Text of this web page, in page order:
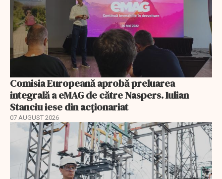
Comisia Europeană aprobă preluarea
integrală a eMAG de către Naspers. Iulian
Stanciu iese din acționariat
07 AUGUST 2026